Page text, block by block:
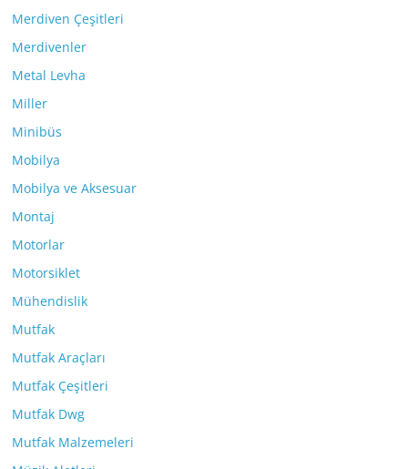
Merdiven Çeşitleri
Merdivenler
Metal Levha
Miller
Minibüs
Mobilya
Mobilya ve Aksesuar
Montaj
Motorlar
Motorsiklet
Mühendislik
Mutfak
Mutfak Araçları
Mutfak Çeşitleri
Mutfak Dwg
Mutfak Malzemeleri